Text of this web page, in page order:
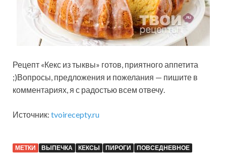
Рецепт «Кекс из тыквы» готов, приятного аппетита
;)Вопросы, предложения и пожелания — пишите в
комментариях, я с радостью всем отвечу.
Источник: tvoirecepty.ru
МЕТКИ ВЫПЕЧКА КЕКСЫ ПИРОГИ ПОВСЕДНЕВНОЕ